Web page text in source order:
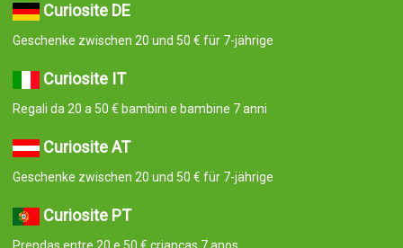
Curiosite DE
Geschenke zwischen 20 und 50 € für 7-jährige
Curiosite IT
Regali da 20 a 50 € bambini e bambine 7 anni
Curiosite AT
Geschenke zwischen 20 und 50 € für 7-jährige
Curiosite PT